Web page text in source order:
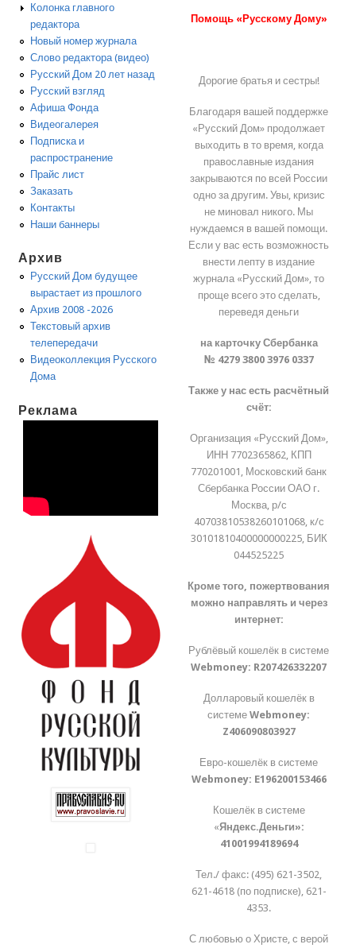
Колонка главного
редактора
Новый номер журнала
Слово редактора (видео)
Русский Дом 20 лет назад
Русский взгляд
Афиша Фонда
Видеогалерея
Подписка и
распространение
Прайс лист
Заказать
Контакты
Наши баннеры
Архив
Русский Дом будущее
вырастает из прошлого
Архив 2008 -2026
Текстовый архив
телепередачи
Видеоколлекция Русского
Дома
Реклама
Помощь «Русскому Дому»
Дорогие братья и сестры!
Благодаря вашей поддержке
«Русский Дом» продолжает
выходить в то время, когда
православные издания
закрываются по всей России
одно за другим. Увы, кризис
не миновал никого. Мы
нуждаемся в вашей помощи.
Если у вас есть возможность
внести лепту в издание
журнала «Русский Дом», то
проще всего это сделать,
переведя деньги
на карточку Сбербанка
№ 4279 3800 3976 0337
Также у нас есть расчётный
счёт:
Организация «Русский Дом»,
ИНН 7702365862, КПП
770201001, Московский банк
Сбербанка России ОАО г.
Москва, р/с
40703810538260101068, к/с
30101810400000000225, БИК
044525225
Кроме того, пожертвования
можно направлять и через
интернет:
Рублёвый кошелёк в системе
Webmoney: R207426332207
Долларовый кошелёк в
системеWebmoney:
Z406090803927
Евро-кошелёк в системе
Webmoney: E196200153466
Кошелёк в системе
«Яндекс.Деньги»:
41001994189694
Тел./ факс: (495) 621-3502,
621-4618 (по подписке), 621-
4353.
С любовью о Христе, с верой